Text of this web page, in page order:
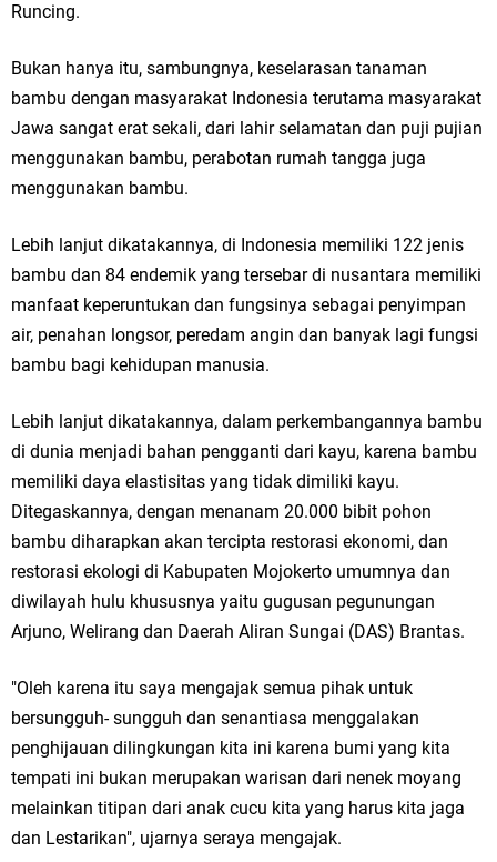
Hari Jadi Pertama PHIGMA: Advokat dan LBH Perkuat Soliditas di
Jakarta
dan Ibu Hamil Narasi
Kembangkan Warung Bu Wiwik
Karang Taruna Gresik Perkuat Ekonomi Lewat Pemanfaatan Gedung C
Islamic Center
Jajanan Jadul di Ecopark Randuagung
Takmir Masjid KH Robbach Ma’sum Gelar Penyembelihan Hewan
Qurban dari Bupati & Kepala DPMPTSP Gresik
DPC PDI Perjuangan Gresik Tebar Berkah Idul Adha, Bagikan Daging
Kurban untuk Ratusan Warga
Keluarga Besar dr. Titin Ekowati RS Wates Husada Balongpanggang
RT 03 RW 01 Patra Raya Rosewood Cerme Gresik Berbenah dan
Bersolek, Siap Meriahkan HUT Ke 81 RI
Runcing.
Bukan hanya itu, sambungnya, keselarasan tanaman
bambu dengan masyarakat Indonesia terutama masyarakat
Jawa sangat erat sekali, dari lahir selamatan dan puji pujian
menggunakan bambu, perabotan rumah tangga juga
menggunakan bambu.
Lebih lanjut dikatakannya, di Indonesia memiliki 122 jenis
bambu dan 84 endemik yang tersebar di nusantara memiliki
manfaat keperuntukan dan fungsinya sebagai penyimpan
air, penahan longsor, peredam angin dan banyak lagi fungsi
bambu bagi kehidupan manusia.
Lebih lanjut dikatakannya, dalam perkembangannya bambu
di dunia menjadi bahan pengganti dari kayu, karena bambu
memiliki daya elastisitas yang tidak dimiliki kayu.
Ditegaskannya, dengan menanam 20.000 bibit pohon
bambu diharapkan akan tercipta restorasi ekonomi, dan
restorasi ekologi di Kabupaten Mojokerto umumnya dan
diwilayah hulu khususnya yaitu gugusan pegunungan
Arjuno, Welirang dan Daerah Aliran Sungai (DAS) Brantas.
"Oleh karena itu saya mengajak semua pihak untuk
bersungguh- sungguh dan senantiasa menggalakan
penghijauan dilingkungan kita ini karena bumi yang kita
tempati ini bukan merupakan warisan dari nenek moyang
melainkan titipan dari anak cucu kita yang harus kita jaga
dan Lestarikan", ujarnya seraya mengajak.